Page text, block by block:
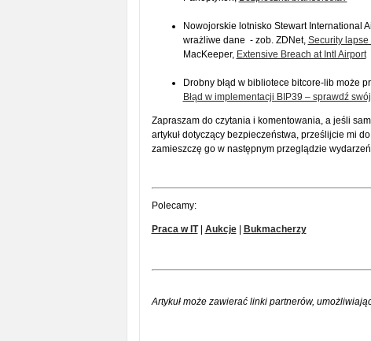
Nowojorskie lotnisko Stewart International
wrażliwe dane - zob. ZDNet, Security lapse
MacKeeper, Extensive Breach at Intl Airport
Drobny błąd w bibliotece bitcore-lib może
Błąd w implementacji BIP39 – sprawdź swój
Zapraszam do czytania i komentowania, a jeśli
artykuł dotyczący bezpieczeństwa, prześlijcie mi
zamieszczę go w następnym przeglądzie
Polecamy:
Praca w IT| Aukcje| Bukmacherzy
Artykuł może zawierać linki partnerów,